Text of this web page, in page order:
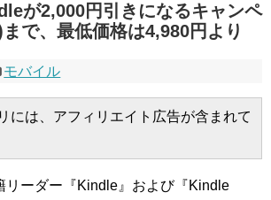
が2,000円引きになるキャンペ
で、最低価格は4,980円より
モバイル
は、アフィリエイト広告が含まれて
リーダー『Kindle』および『Kindle